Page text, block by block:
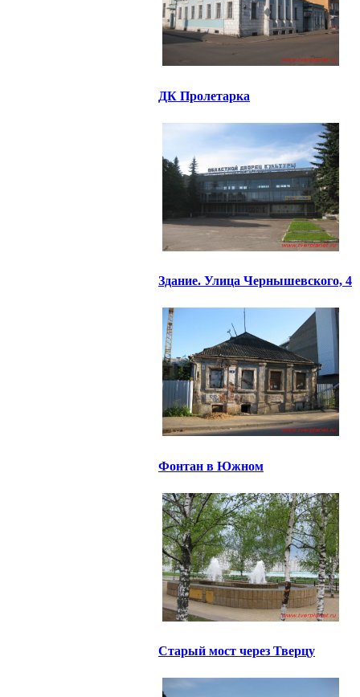
ДК Пролетарка
Здание. Улица Чернышевского, 4
Фонтан в Южном
Старый мост через Тверцу